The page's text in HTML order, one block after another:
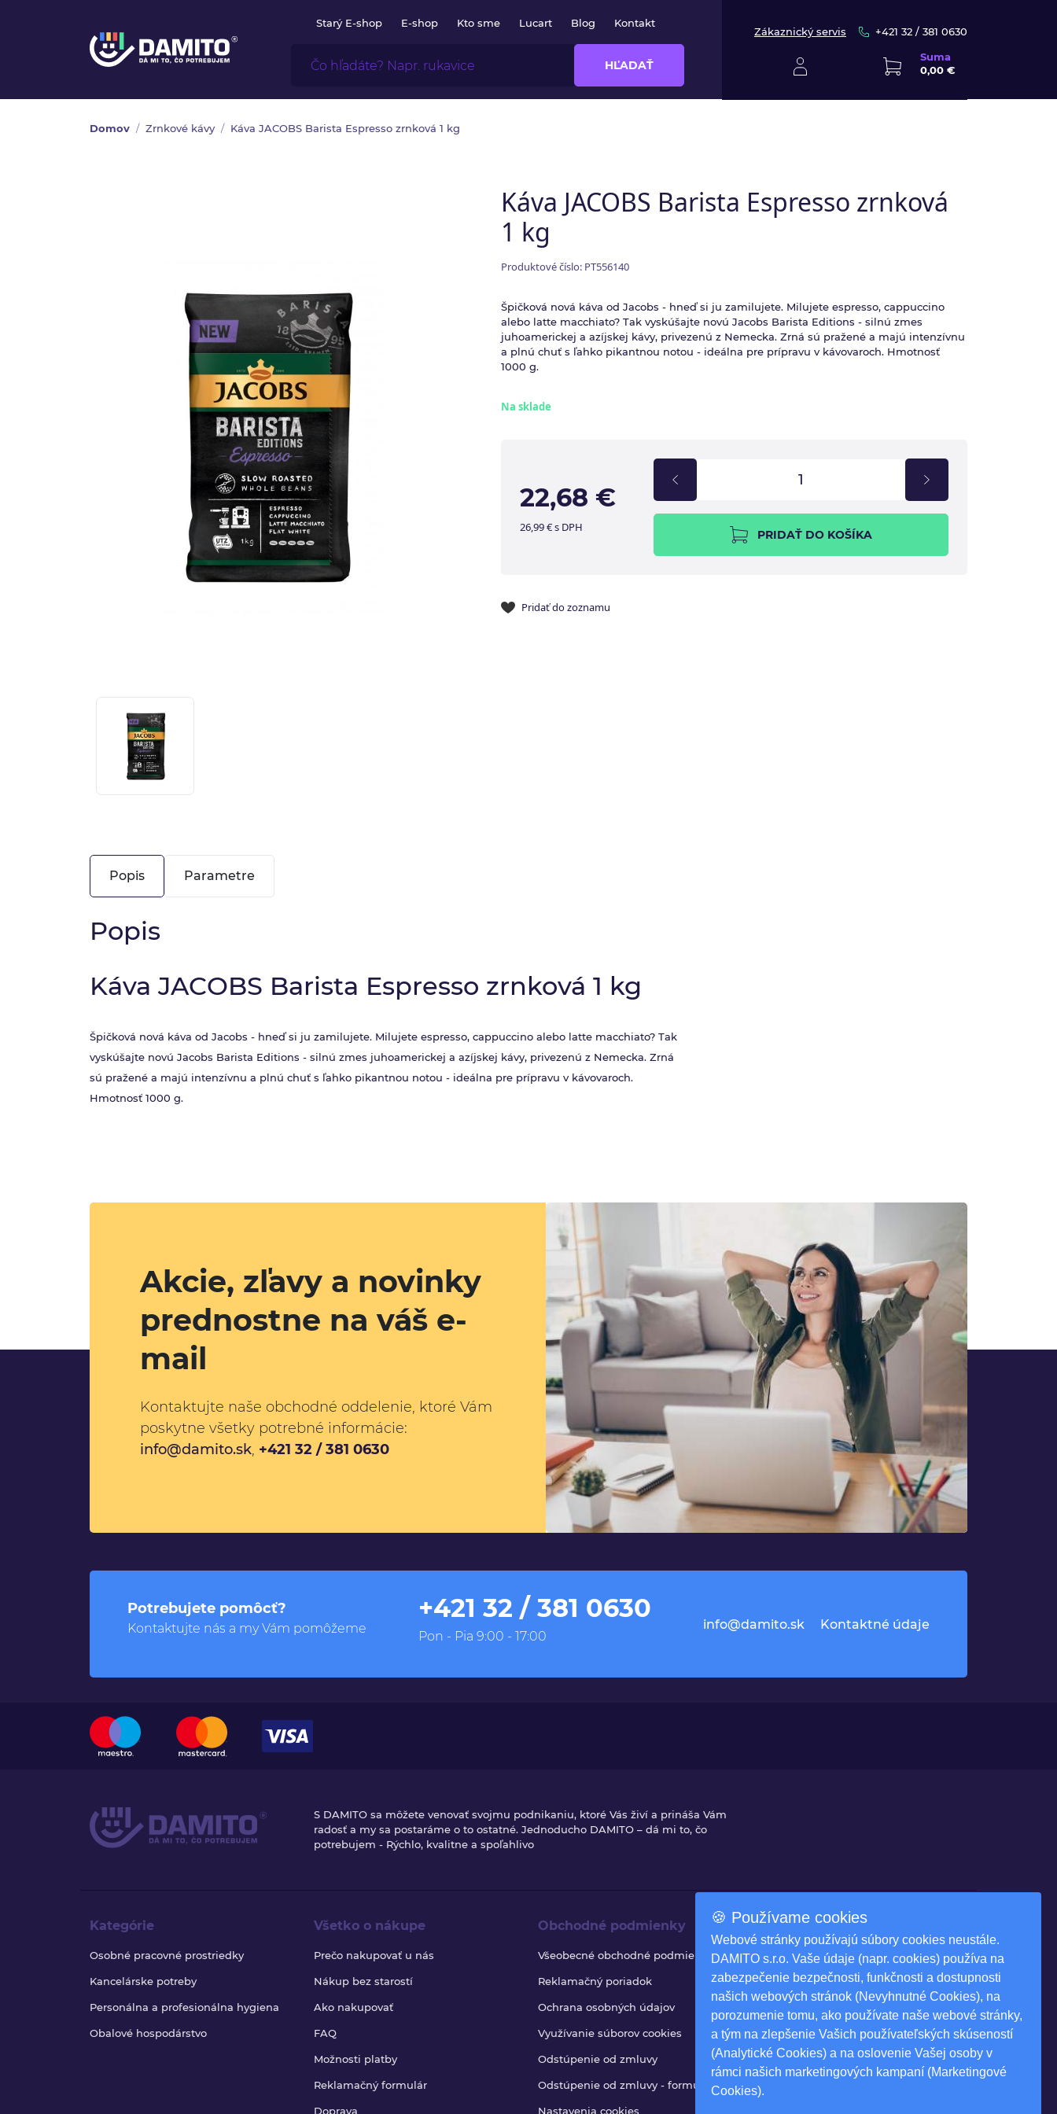
Starý E-shop E-shop Kto sme Lucart Blog Kontakt
HĽADAŤ
Zákaznický servis
+421 32 / 381 0630
Suma
0,00 €
Domov Zrnkové kávy Káva JACOBS Barista Espresso zrnková 1 kg
Káva JACOBS Barista Espresso zrnková
1 kg
Produktové číslo: PT556140
Špičková nová káva od Jacobs - hneď si ju zamilujete. Milujete espresso, cappuccino
alebo latte macchiato? Tak vyskúšajte novú Jacobs Barista Editions - silnú zmes
juhoamerickej a azíjskej kávy, privezenú z Nemecka. Zrná sú pražené a majú intenzívnu
a plnú chuť s ľahko pikantnou notou - ideálna pre prípravu v kávovaroch. Hmotnosť
1000 g.
Na sklade
22,68 €
26,99 € s DPH
PRIDAŤ DO KOŠÍKA
Pridať do zoznamu
Popis Parametre
Popis
Káva JACOBS Barista Espresso zrnková 1 kg
Špičková nová káva od Jacobs - hneď si ju zamilujete. Milujete espresso, cappuccino alebo latte macchiato? Tak
vyskúšajte novú Jacobs Barista Editions - silnú zmes juhoamerickej a azíjskej kávy, privezenú z Nemecka. Zrná
sú pražené a majú intenzívnu a plnú chuť s ľahko pikantnou notou - ideálna pre prípravu v kávovaroch.
Hmotnosť 1000 g.
Akcie, zľavy a novinky
prednostne na váš e-
mail
Kontaktujte naše obchodné oddelenie, ktoré Vám
poskytne všetky potrebné informácie:
info@damito.sk, +421 32 / 381 0630
🍪 Používame cookies
Webové stránky používajú súbory cookies neustále.
DAMITO s.r.o. Vaše údaje (napr. cookies) používa na
zabezpečenie bezpečnosti, funkčnosti a dostupnosti
našich webových stránok (Nevyhnutné Cookies), na
porozumenie tomu, ako používate naše webové stránky,
a tým na zlepšenie Vašich používateľských skúseností
(Analytické Cookies) a na oslovenie Vašej osoby v
rámci našich marketingových kampaní (Marketingové
Cookies).
Potrebujete pomôcť?
Kontaktujte nás a my Vám pomôžeme
+421 32 / 381 0630
Pon - Pia 9:00 - 17:00
info@damito.sk Kontaktné údaje
S DAMITO sa môžete venovať svojmu podnikaniu, ktoré Vás živí a prináša Vám
radosť a my sa postaráme o to ostatné. Jednoducho DAMITO – dá mi to, čo
potrebujem - Rýchlo, kvalitne a spoľahlivo
Kategórie
Osobné pracovné prostriedky
Kancelárske potreby
Personálna a profesionálna hygiena
Obalové hospodárstvo
Všetko o nákupe
Prečo nakupovať u nás
Nákup bez starostí
Ako nakupovať
FAQ
Možnosti platby
Reklamačný formulár
Doprava
Obchodné podmienky
Všeobecné obchodné podmienky
Reklamačný poriadok
Ochrana osobných údajov
Využívanie súborov cookies
Odstúpenie od zmluvy
Odstúpenie od zmluvy - formulár
Nastavenia cookies
Na stiahnutie
Produktové katalógy